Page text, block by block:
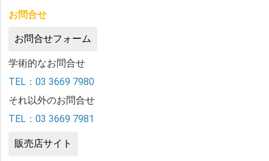
お問合せ
お問合せフォーム
学術的なお問合せ
TEL：03 3669 7980
それ以外のお問合せ
TEL：03 3669 7981
販売店サイト